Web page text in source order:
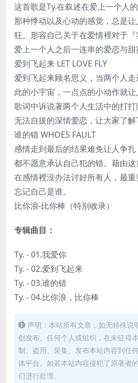
这首歌是Ty.在叙述在爱上一个人
那种悸动以及心动的感觉，总是
狂。形容自己关于在爱情裡对于
爱上一个人之后一连串的爱恋与甜
爱到飞起来 LET LOVE FLY
爱到飞起来顾名思义，当两个人
此的小宇宙，一点点的小动作就让
歌词中诉说著两个人生活中的打
无法自拔的深情爱恋，让大家了解
谁的错 WHOES FAULT
感情走到最后的结果难免让人争
都不愿意承认自己犯的错。藉由这
在感情裡没办法讨好所有人，最
忘记自己是谁。
比你浪-比你棒（特别收录）
专辑曲目：
Ty. - 01.我爱你
Ty. - 02.爱到飞起来
Ty. - 03.谁的错
Ty. - 04.比你浪，比你棒
声明：本站所有文章，如无特殊说
创发布。任何个人或组织，在未征得
制、盗用、采集、发布本站内容到任
体平台。如若本站内容侵犯了原著者
们进行处理。